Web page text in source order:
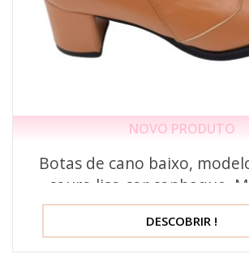
NOVO PRODUTO
Botas de cano baixo,
couro liso cor conhaque,
DESCOBRIR !